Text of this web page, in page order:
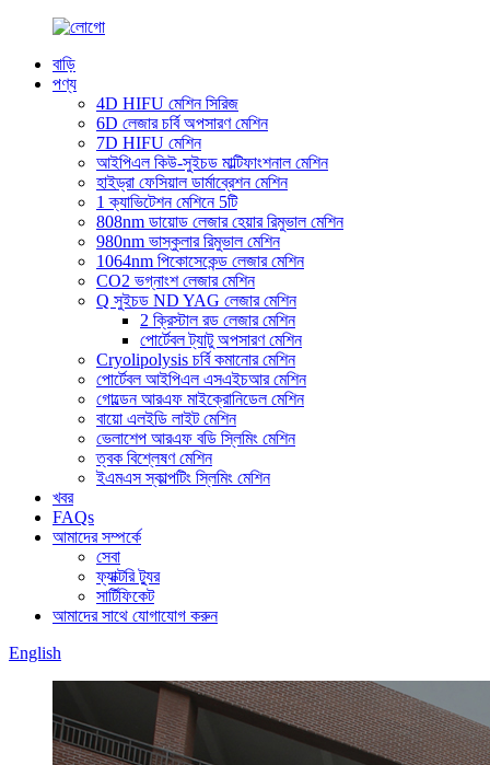
বাড়ি
পণ্য
4D HIFU মেশিন সিরিজ
6D লেজার চর্বি অপসারণ মেশিন
7D HIFU মেশিন
আইপিএল কিউ-সুইচড মাল্টিফাংশনাল মেশিন
হাইড্রা ফেসিয়াল ডার্মাব্রেশন মেশিন
1 ক্যাভিটেশন মেশিনে 5টি
808nm ডায়োড লেজার হেয়ার রিমুভাল মেশিন
980nm ভাস্কুলার রিমুভাল মেশিন
1064nm পিকোসেকেন্ড লেজার মেশিন
CO2 ভগ্নাংশ লেজার মেশিন
Q সুইচড ND YAG লেজার মেশিন
2 ক্রিস্টাল রড লেজার মেশিন
পোর্টেবল ট্যাটু অপসারণ মেশিন
Cryolipolysis চর্বি কমানোর মেশিন
পোর্টেবল আইপিএল এসএইচআর মেশিন
গোল্ডেন আরএফ মাইক্রোনিডেল মেশিন
বায়ো এলইডি লাইট মেশিন
ভেলাশেপ আরএফ বডি স্লিমিং মেশিন
ত্বক বিশ্লেষণ মেশিন
ইএমএস স্কাল্পটিং স্লিমিং মেশিন
খবর
FAQs
আমাদের সম্পর্কে
সেবা
ফ্যাক্টরি ট্যুর
সার্টিফিকেট
আমাদের সাথে যোগাযোগ করুন
English